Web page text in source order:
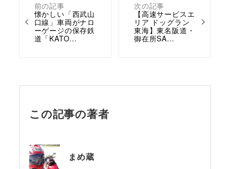
前の記事
懐かしい「西武山
口線」車両がナロ
ーゲージの保存鉄
道「KATO…
次の記事
【高速サービスエ
リア ドッグラン
東海】東名阪道・
御在所SA…
この記事の著者
まめ蔵